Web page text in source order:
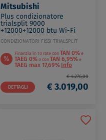
Mitsubishi
Plus condizionatore
trialsplit 9000
+12000+12000 btu Wi-Fi
codice prod: MSZ-
AY2535(2)VGKP MXZ-
3F68VF4
CONDIZIONATORI FISSI TRIALSPLIT
% Finanzia in 10 rate conTAN 0%e
TAEG 0%o conTAN 6,95%e
TAEG max 17,69%Info
DETTAGLI
€ 4.276,00
€ 3.019,00